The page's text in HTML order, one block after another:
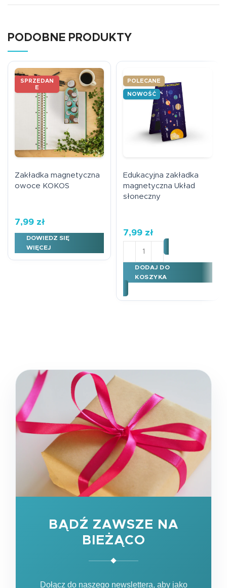
PODOBNE PRODUKTY
SPRZEDAN
E
Zakładka magnetyczna
owoce KOKOS
7,99 zł
DOWIEDZ SIĘ
WIĘCEJ
POLECANE
NOWOŚĆ
Edukacyjna zakładka
magnetyczna Układ
słoneczny
7,99 zł
ilość Edukacyjna
DODAJ DO
KOSZYKA
BĄDŹ ZAWSZE NA
BIEŻĄCO
Dołącz do naszego newslettera, aby jako